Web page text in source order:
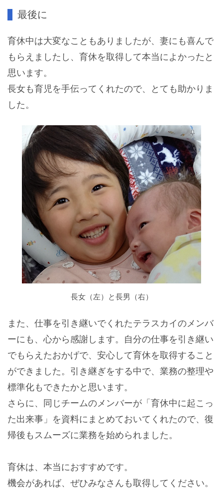
最後に
育休中は大変なこともありましたが、妻にも喜んで
もらえましたし、育休を取得して本当によかったと
思います。
長女も育児を手伝ってくれたので、とても助かりま
した。
長女（左）と長男（右）
また、仕事を引き継いでくれたテラスカイのメンバ
ーにも、心から感謝します。自分の仕事を引き継い
でもらえたおかげで、安心して育休を取得すること
ができました。引き継ぎをする中で、業務の整理や
標準化もできたかと思います。
さらに、同じチームのメンバーが「育休中に起こっ
た出来事」を資料にまとめておいてくれたので、復
帰後もスムーズに業務を始められました。
育休は、本当におすすめです。
機会があれば、ぜひみなさんも取得してください。